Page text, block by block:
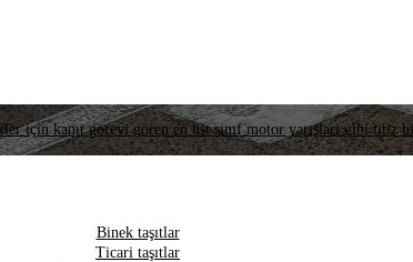
için kanıt görevi gören en üst sınıf motor yarışları gibi titiz
Binek taşıtlar
Ticari taşıtlar